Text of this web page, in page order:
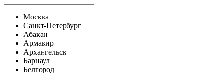
Москва
Санкт-Петербург
Абакан
Армавир
Архангельск
Барнаул
Белгород